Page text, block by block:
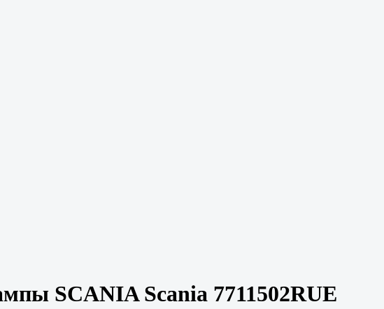
SCANIA Scania 7711502RUE